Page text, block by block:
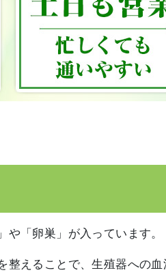
「卵巣」が入っています。
整えることで、生殖器への